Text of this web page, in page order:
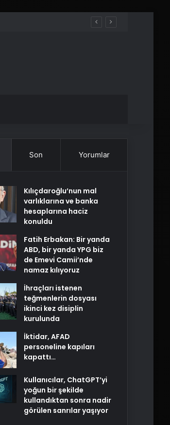
Son Yorumlar
Kılıçdaroğlu’nun mal
varlıklarına ve banka
hesaplarına haciz
konuldu
Fatih Erbakan: Bir yanda
ABD, bir yanda YPG biz
de Emevi Camii’nde
namaz kılıyoruz
İhraçları istenen
teğmenlerin dosyası
ikinci kez disiplin
kurulunda
İktidar, AFAD
personeline kapıları
kapattı…
Kullanıcılar, ChatGPT’yi
yoğun bir şekilde
kullandıktan sonra nadir
görülen sanrılar yaşıyor